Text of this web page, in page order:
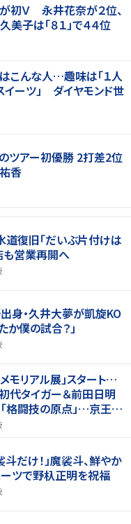
初Ｖ 永井花奈が２位、
子は「８１」で４４位
こんな人…趣味は「１人
イーツ」 ダイヤモンド世
ツアー初優勝 2打差2位
香
道復旧「だいぶ片付けは
も営業再開へ
身・久井大夢が凱旋KO
か僕の試合？」
モリアル展」スタート…
代タイガー＆前田日明
格闘技の原点」…京王プ
だけ！」魔裟斗、鮮やか
ーツで野杁正明を祝福